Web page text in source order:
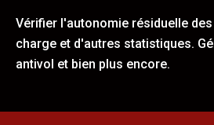
Vérifier l'autonomie résiduelle
charge et d'autres statistiques.
antivol et bien plus encore.